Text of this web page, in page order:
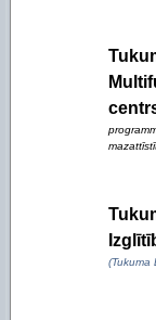
(Tukuma